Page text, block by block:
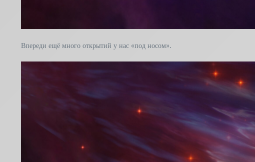
Впереди ещё много открытий у нас «под носом».